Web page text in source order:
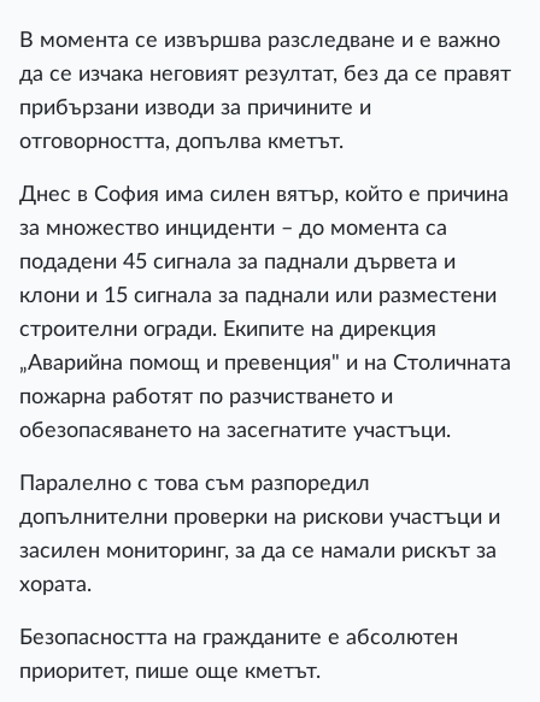
В момента се извършва разследване и е важно
да се изчака неговият резултат, без да се правят
прибързани изводи за причините и
отговорността, допълва кметът.
Днес в София има силен вятър, който е причина
за множество инциденти – до момента са
подадени 45 сигнала за паднали дървета и
клони и 15 сигнала за паднали или разместени
строителни огради. Екипите на дирекция
„Аварийна помощ и превенция" и на Столичната
пожарна работят по разчистването и
обезопасяването на засегнатите участъци.
Паралелно с това съм разпоредил
допълнителни проверки на рискови участъци и
засилен мониторинг, за да се намали рискът за
хората.
Безопасността на гражданите е абсолютен
приоритет, пише още кметът.